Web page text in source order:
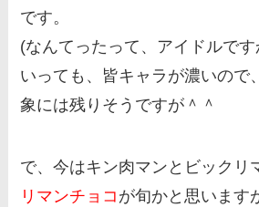
です。
(なんてったって、アイドルで
いっても、皆キャラが濃いので
象には残りそうですが＾＾
で、今はキン肉マンとビックリ
リマンチョコ が旬かと思います